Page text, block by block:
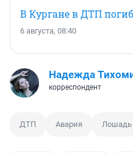
В Кургане в ДТП
6 августа, 08:40
Надежда
корреспондент
ДТП Авария Лошадь